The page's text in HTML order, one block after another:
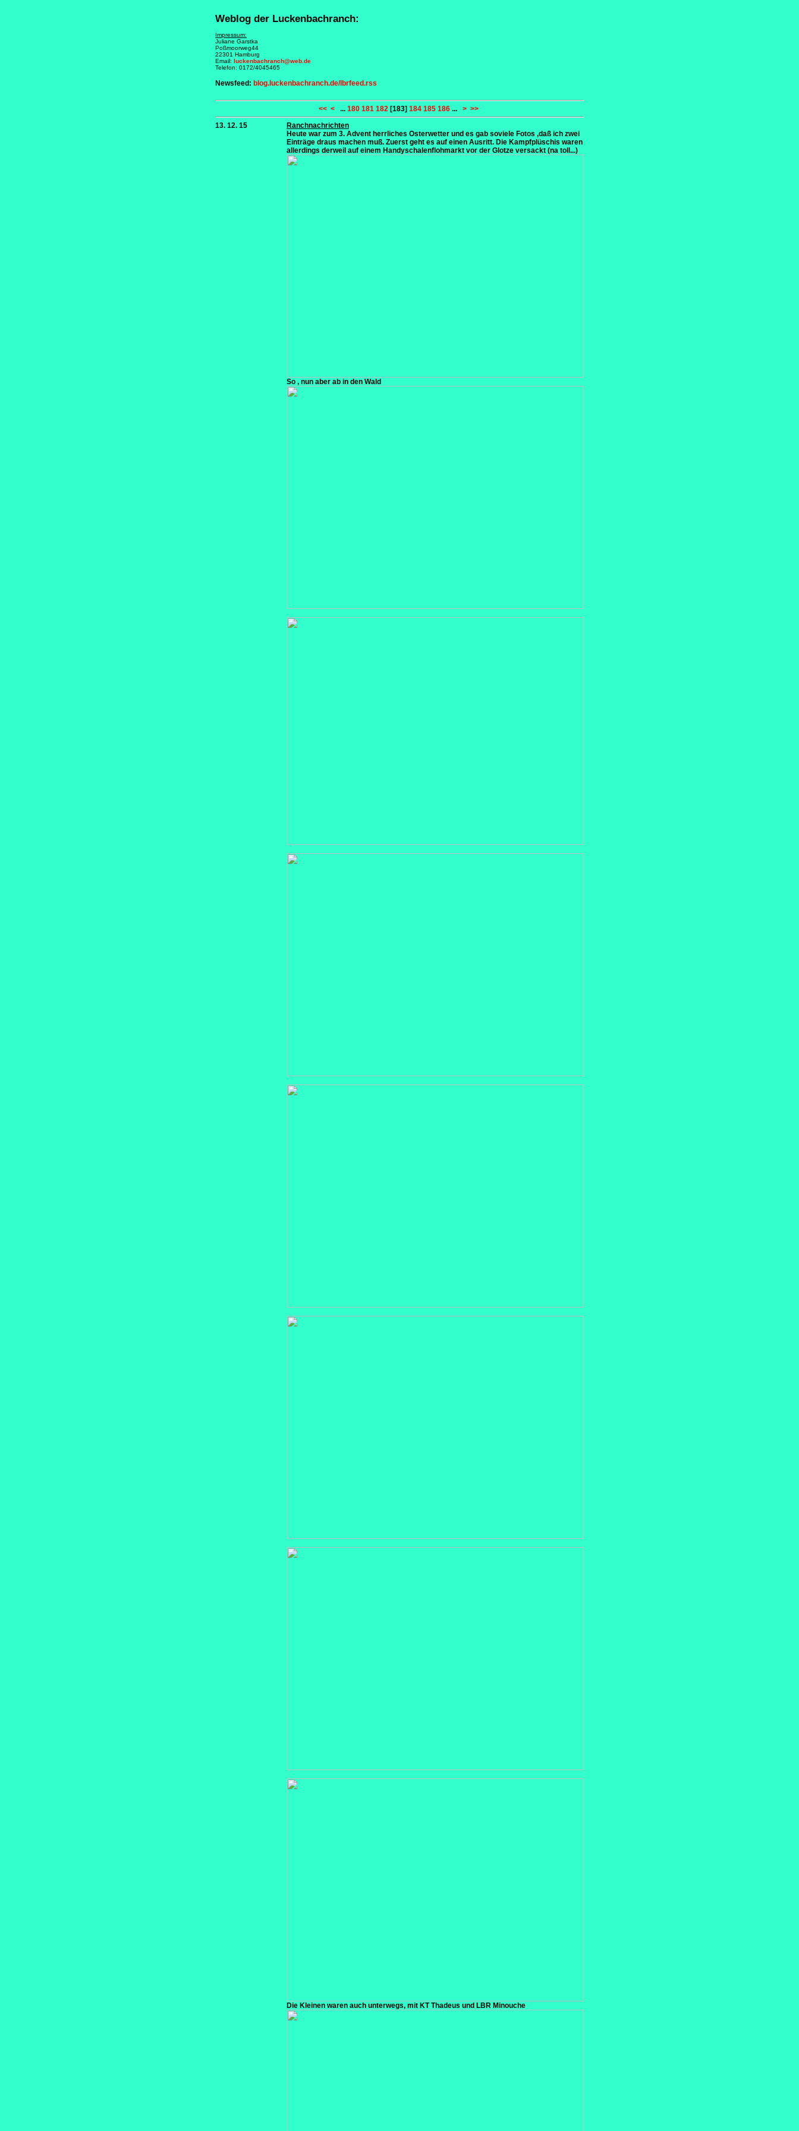
Weblog der Luckenbachranch:
Impressum:
Juliane Garstka
Poßmoorweg44
22301 Hamburg
Email: luckenbachranch@web.de
Telefon: 0172/4045465
Newsfeed: blog.luckenbachranch.de/lbrfeed.rss
<< < ... 180 181 182 [183] 184 185 186 ... > >>
13. 12. 15
Ranchnachrichten
Heute war zum 3. Advent herrliches Osterwetter und es gab soviele Fotos ,daß ich zwei
Einträge draus machen muß. Zuerst geht es auf einen Ausritt. Die Kampfplüschis waren
allerdings derweil auf einem Handyschalenflohmarkt vor der Glotze versackt (na toll...)
So , nun aber ab in den Wald
Die Kleinen waren auch unterwegs, mit KT Thadeus und LBR Minouche